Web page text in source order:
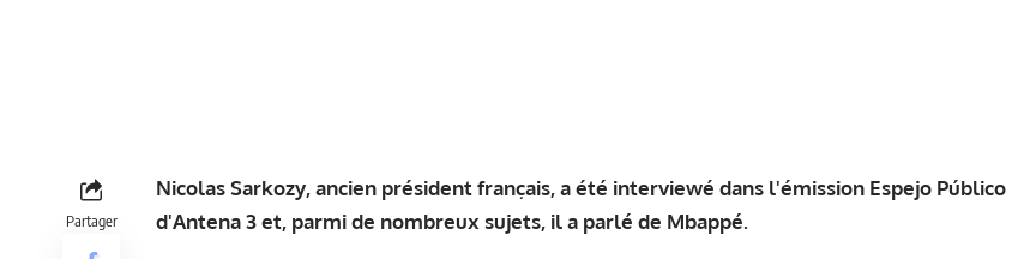
Partager
Nicolas Sarkozy, ancien président français, a été interviewé dans l'émission Espejo Público
d'Antena 3 et, parmi de nombreux sujets, il a parlé de Mbappé.